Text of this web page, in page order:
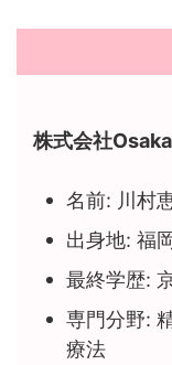
株式会社
名前: 川村
出身地: 福
最終学歴:
専門分野:
療法